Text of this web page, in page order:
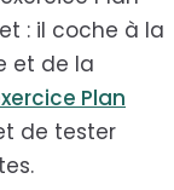
: il coche à la
et de la
Plan
de tester